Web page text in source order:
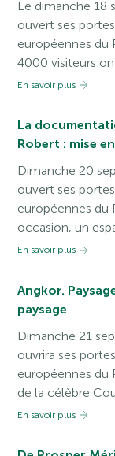
Le dimanche 18
ouvert ses
européennes du
4000 visiteurs
En savoir plus
La
Robert : mise
Dimanche 20
ouvert ses
européennes du
occasion, un
En savoir plus
Angkor.
paysage
Dimanche 21
ouvrira ses
européennes du
de la célèbre
En savoir plus